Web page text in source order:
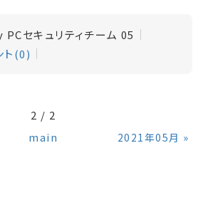
PCセキュリティチーム 05
ト(0)
2 / 2
main 2021年05月 »